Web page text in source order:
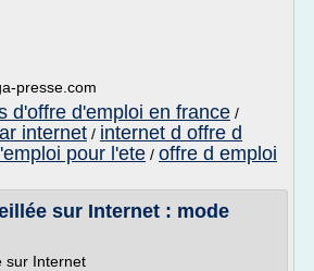
presse.com
d'offre d'emploi en france /
internet / internet d offre d
pour l'ete / offre d emploi
sur Internet : mode
sur Internet